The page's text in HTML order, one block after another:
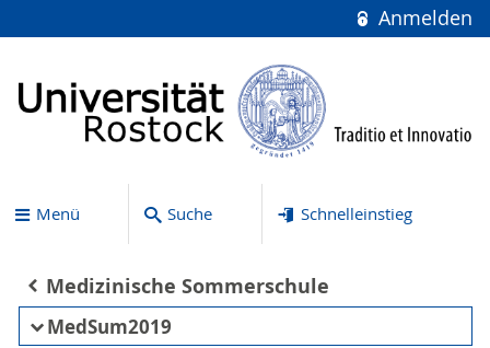
Anmelden
Menü Suche Schnelleinstieg
Medizinische Sommerschule
MedSum2019